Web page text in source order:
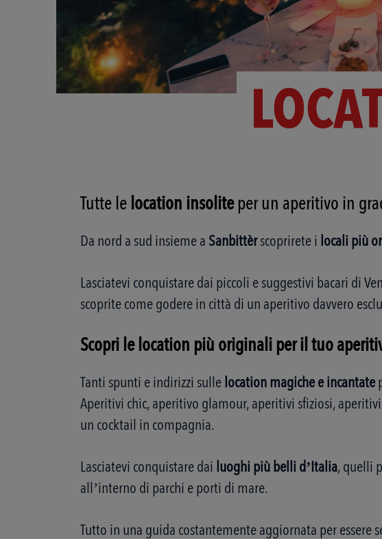
Tutte le location insoliteper un aperitivo in
Da nord a sud insieme a Sanbittèrscoprirete i locali più
Lasciatevi conquistare dai piccoli e suggestivi bacari di
scoprite come godere in città di un aperitivo davvero
Scopri le location più originali per il tuo
Tanti spunti e indirizzi sullelocation magiche e incantate
Aperitivi chic, aperitivo glamour, aperitivi sfiziosi,
un cocktail in compagnia.
Lasciatevi conquistare dai luoghi più belli d’Italia, quelli
all’interno di parchi e porti di mare.
Tutto in una guida costantemente aggiornata per essere